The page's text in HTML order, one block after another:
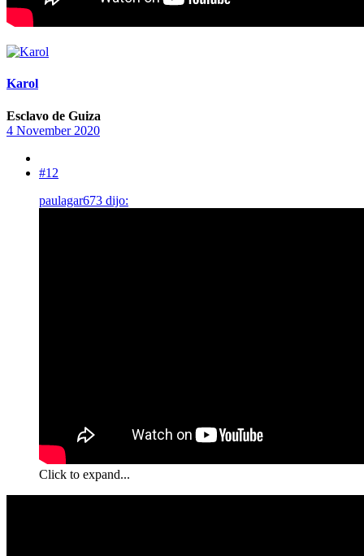
Karol
Esclavo de Guiza
4 November 2020
#12
paulagar673 dijo:
Click to expand...